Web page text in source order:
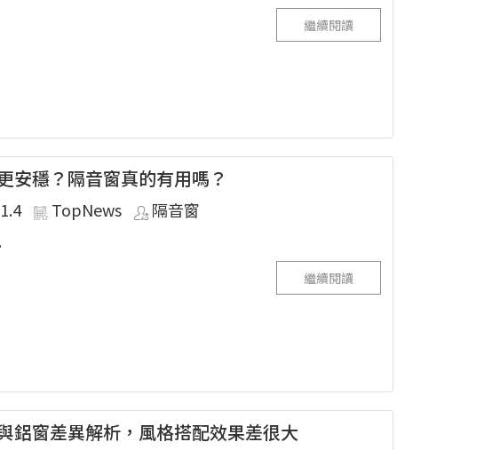
繼續閱讀
安穩？隔音窗真的有用嗎？
TopNews
隔音窗
繼續閱讀
鋁窗差異解析，風格搭配效果差很大